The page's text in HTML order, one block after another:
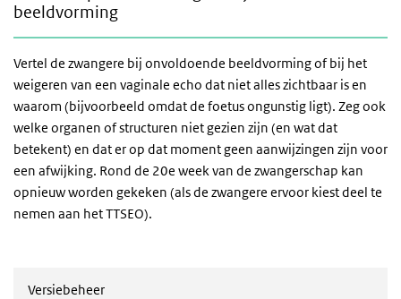
beeldvorming
Vertel de zwangere bij onvoldoende beeldvorming of bij het
weigeren van een vaginale echo dat niet alles zichtbaar is en
waarom (bijvoorbeeld omdat de foetus ongunstig ligt). Zeg ook
welke organen of structuren niet gezien zijn (en wat dat
betekent) en dat er op dat moment geen aanwijzingen zijn voor
een afwijking. Rond de 20e week van de zwangerschap kan
opnieuw worden gekeken (als de zwangere ervoor kiest deel te
nemen aan het TTSEO).
Versiebeheer